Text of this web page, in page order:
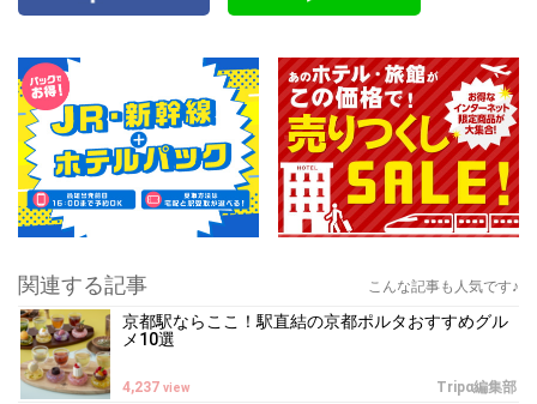
関連する記事 こんな記事も人気です♪
京都駅ならここ！駅直結の京都ポルタおすすめグル
メ10選
Tripα編集部
4,237 view